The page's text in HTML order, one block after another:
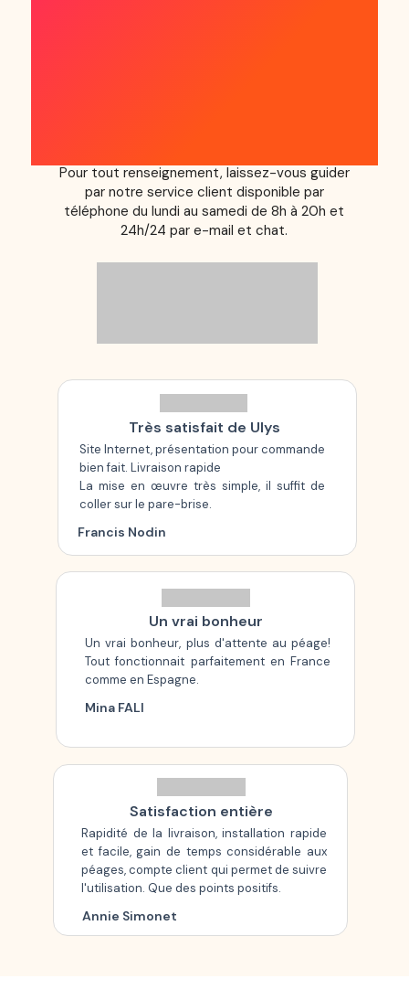
Pour tout renseignement, laissez-vous guider
par notre service client disponible par
téléphone du lundi au samedi de 8h à 20h et
24h/24 par e-mail et chat.
Satisfaction entière
Très satisfait de Ulys
Un vrai bonheur
Site Internet, présentation pour commande
bien fait. Livraison rapide
La mise en œuvre très simple, il suffit de
coller sur le pare-brise.
Un vrai bonheur, plus d'attente au péage!
Tout fonctionnait parfaitement en France
comme en Espagne.
Rapidité de la livraison, installation rapide
et facile, gain de temps considérable aux
péages, compte client qui permet de suivre
l'utilisation. Que des points positifs.
Annie Simonet
Francis Nodin
Mina FALI